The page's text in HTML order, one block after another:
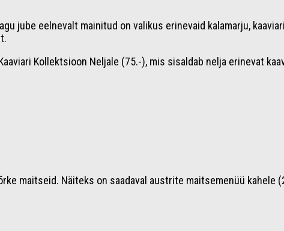
jube eelnevalt mainitud on valikus erinevaid kalamarju,
Kollektsioon Neljale (75.-), mis sisaldab nelja erinevat
maitseid. Näiteks on saadaval austrite maitsemenüü kahele